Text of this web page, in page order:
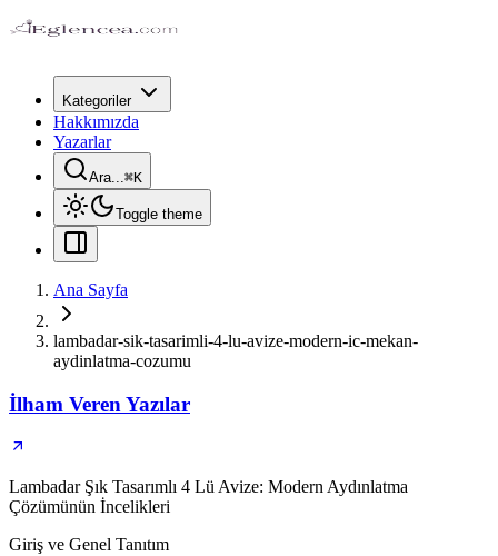
Kategoriler
Hakkımızda
Yazarlar
Ara...⌘K
Toggle theme
Ana Sayfa
lambadar-sik-tasarimli-4-lu-avize-modern-ic-mekan-
aydinlatma-cozumu
İlham Veren Yazılar
Lambadar Şık Tasarımlı 4 Lü Avize: Modern Aydınlatma
Çözümünün İncelikleri
Giriş ve Genel Tanıtım